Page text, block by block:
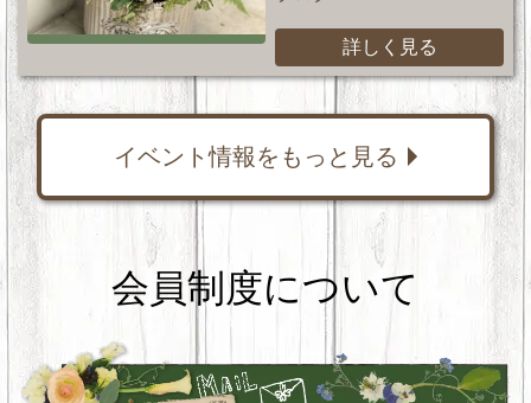
詳しく見る
イベント情報をもっと見る
会員制度について